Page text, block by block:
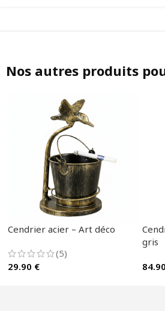
Nos autres produits
Cendrier acier – Art déco
(5)
29.90 €
gris
84.90